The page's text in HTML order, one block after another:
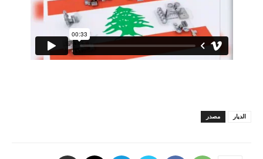
مصدر الديار